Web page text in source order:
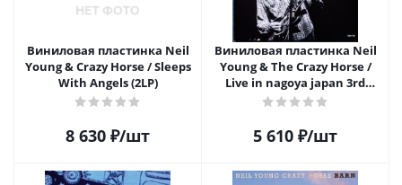
Виниловая пластинка Neil
Young & Crazy Horse / Sleeps
With Angels (2LP)
8 630 ₽/шт
Виниловая пластинка Neil
Young & The Crazy Horse /
Live in nagoya japan 3rd
march 1976 (1LP)
5 610 ₽/шт